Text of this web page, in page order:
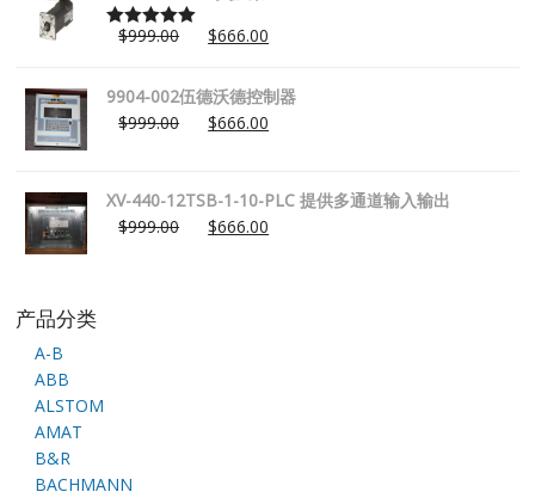
Rated5.00
$999.00 $666.00
9904-002伍德沃德控制器
$999.00 $666.00
XV-440-12TSB-1-10-PLC 提供多通道输入输出
$999.00 $666.00
产品分类
A-B
ABB
ALSTOM
AMAT
B&R
BACHMANN